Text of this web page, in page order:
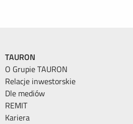
TAURON
O Grupie TAURON
Relacje inwestorskie
Dle mediów
REMIT
Kariera